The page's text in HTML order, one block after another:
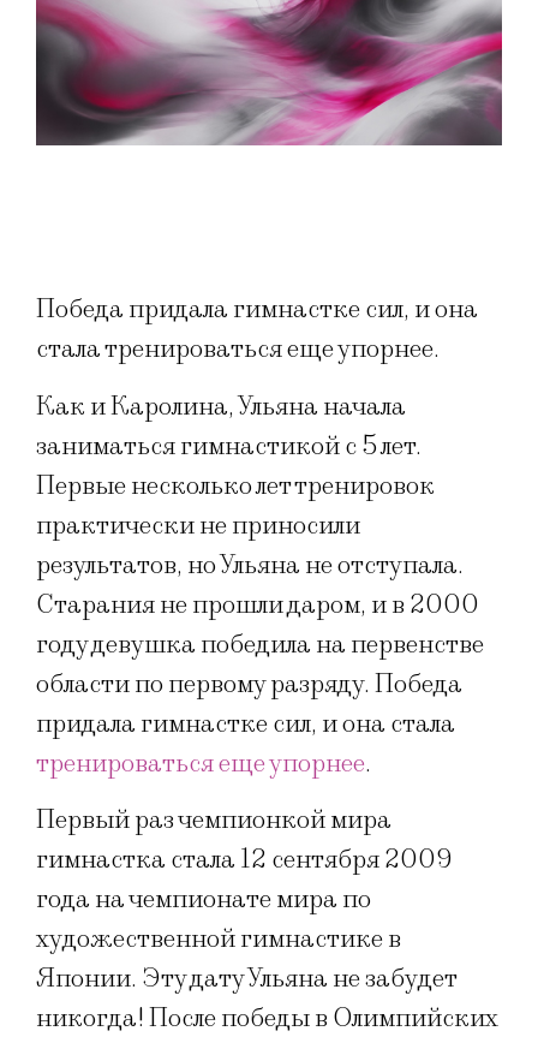
Победа придала гимнастке сил, и она
стала тренироваться еще упорнее.
Как и Каролина, Ульяна начала
заниматься гимнастикой с 5 лет.
Первые несколько лет тренировок
практически не приносили
результатов, но Ульяна не отступала.
Старания не прошли даром, и в 2000
году девушка победила на первенстве
области по первому разряду. Победа
придала гимнастке сил, и она стала
тренироваться еще упорнее.
Первый раз чемпионкой мира
гимнастка стала 12 сентября 2009
года на чемпионате мира по
художественной гимнастике в
Японии. Эту дату Ульяна не забудет
никогда! После победы в Олимпийских